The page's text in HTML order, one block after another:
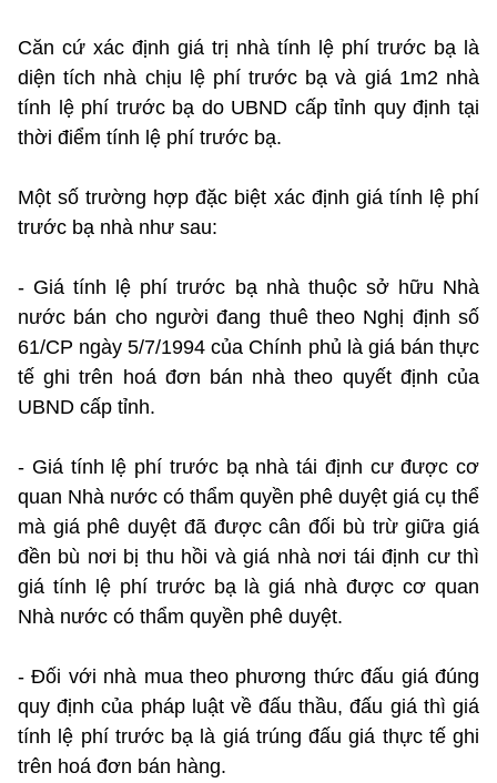
Căn cứ xác định giá trị nhà tính lệ phí trước bạ là
diện tích nhà chịu lệ phí trước bạ và giá 1m2 nhà
tính lệ phí trước bạ do UBND cấp tỉnh quy định tại
thời điểm tính lệ phí trước bạ.
Một số trường hợp đặc biệt xác định giá tính lệ phí
trước bạ nhà như sau:
- Giá tính lệ phí trước bạ nhà thuộc sở hữu Nhà
nước bán cho người đang thuê theo Nghị định số
61/CP ngày 5/7/1994 của Chính phủ là giá bán thực
tế ghi trên hoá đơn bán nhà theo quyết định của
UBND cấp tỉnh.
- Giá tính lệ phí trước bạ nhà tái định cư được cơ
quan Nhà nước có thẩm quyền phê duyệt giá cụ thể
mà giá phê duyệt đã được cân đối bù trừ giữa giá
đền bù nơi bị thu hồi và giá nhà nơi tái định cư thì
giá tính lệ phí trước bạ là giá nhà được cơ quan
Nhà nước có thẩm quyền phê duyệt.
- Đối với nhà mua theo phương thức đấu giá đúng
quy định của pháp luật về đấu thầu, đấu giá thì giá
tính lệ phí trước bạ là giá trúng đấu giá thực tế ghi
trên hoá đơn bán hàng.